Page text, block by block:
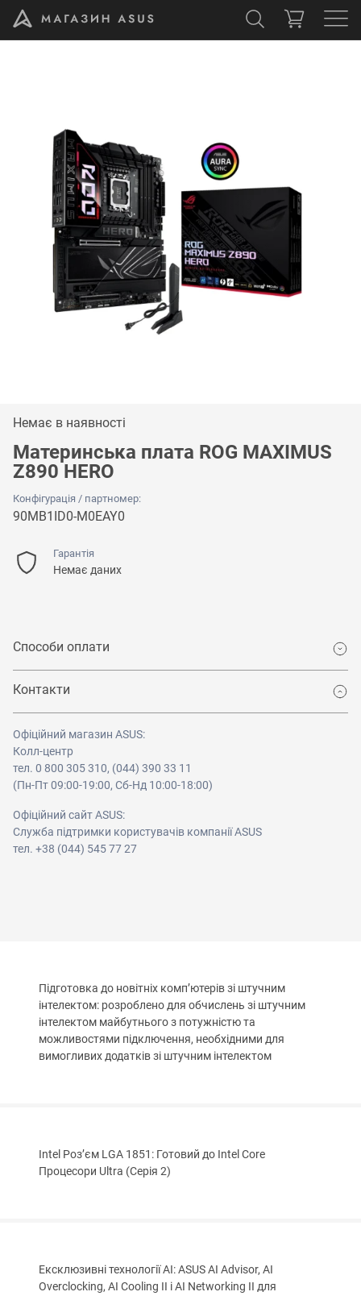
Немає в наявності
Материнська плата ROG MAXIMUS
Z890 HERO
Конфігурація / партномер:
90MB1ID0-M0EAY0
Гарантія
Немає даних
Способи оплати
Контакти
Офіційний магазин ASUS:
Колл-центр
тел. 0 800 305 310, (044) 390 33 11
(Пн-Пт 09:00-19:00, Сб-Нд 10:00-18:00)
Офіційний сайт ASUS:
Служба підтримки користувачів компанії ASUS
тел. +38 (044) 545 77 27
Підготовка до новітніх комп’ютерів зі штучним
інтелектом: розроблено для обчислень зі штучним
інтелектом майбутнього з потужністю та
можливостями підключення, необхідними для
вимогливих додатків зі штучним інтелектом
Intel Роз’єм LGA 1851: Готовий до Intel Core
Процесори Ultra (Серія 2)
Ексклюзивні технології AI: ASUS AI Advisor, AI
Overclocking, AI Cooling II і AI Networking II для